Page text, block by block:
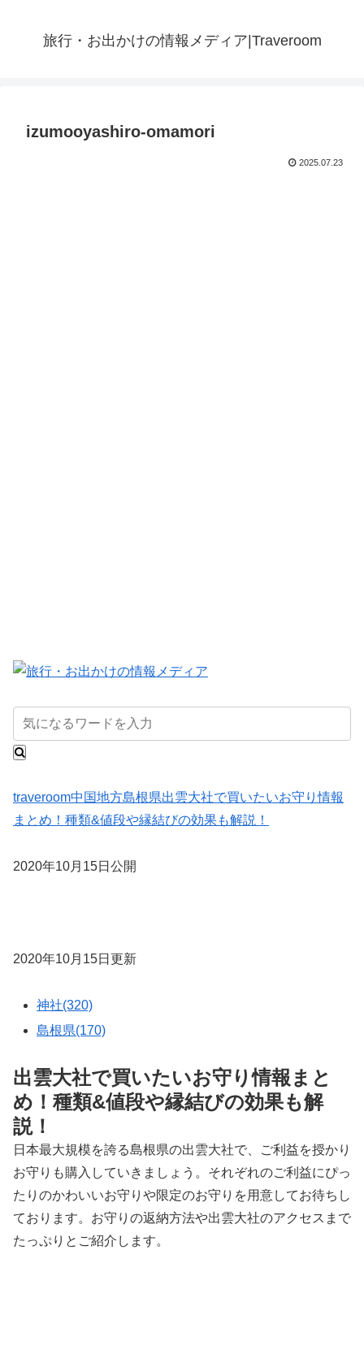
旅行・お出かけの情報メディア|Traveroom
izumooyashiro-omamori
2025.07.23
traveroom中国地方島根県出雲大社で買いたいお守り情報
まとめ！種類&値段や縁結びの効果も解説！
2020年10月15日公開
2020年10月15日更新
神社(320)
島根県(170)
出雲大社で買いたいお守り情報まと
め！種類&値段や縁結びの効果も解
説！
日本最大規模を誇る島根県の出雲大社で、ご利益を授かり
お守りも購入していきましょう。それぞれのご利益にぴっ
たりのかわいいお守りや限定のお守りを用意してお待ちし
ております。お守りの返納方法や出雲大社のアクセスまで
たっぷりとご紹介します。